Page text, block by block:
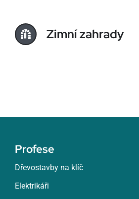
Zimní zahrady
Profese
Dřevostavby na klíč
Elektrikáři